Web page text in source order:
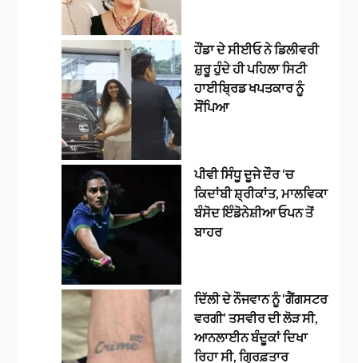
ਹੌਂਡਾ ਦੇ ਸੀਈਓ ਨੇ ਡਿਲੀਵਰੀ
ਸ਼ੁਰੂ ਹੁੰਦੇ ਹੀ ਪਹਿਲਾ ਸਿਟੀ
ਹਾਈਬ੍ਰਿਡ ਖਪਤਕਾਰ ਨੂੰ
ਸੌਂਪਿਆ
ਪੀਵੀ ਸਿੰਧੂ ਦੂਜੇ ਦੌਰ ‘ਚ
ਕਿਦਾਂਬੀ ਸ਼੍ਰੀਕਾਂਤ, ਮਾਲਵਿਕਾ
ਬੰਸੋਦ ਇੰਡੋਨੇਸ਼ੀਆ ਓਪਨ ਤੋਂ
ਬਾਹਰ
ਦਿੱਲੀ ਦੇ ਨੌਜਵਾਨ ਨੂੰ ‘ਗੈਂਗਸਟਰ
ਵਰਗੀ’ ਤਸਵੀਰ ਦੀ ਲੋੜ ਸੀ,
ਆਨਲਾਈਨ ਬੰਦੂਕਾਂ ਦਿਖਾ
ਰਿਹਾ ਸੀ, ਗ੍ਰਿਫ਼ਤਾਰ